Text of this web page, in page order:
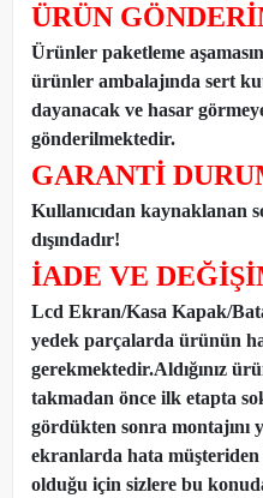
ÜRÜN
Ürünler paketleme
ürünler ambalajında sert
dayanacak ve hasar
gönderilmektedir.
GARANTİ
Kullanıcıdan kaynaklanan
dışındadır!
İADE VE
Lcd Ekran/Kasa Kapak/
yedek parçalarda ürünün
gerekmektedir.Aldığınız
takmadan önce ilk etapta
gördükten sonra montajını
ekranlarda hata müşteriden
olduğu için sizlere bu